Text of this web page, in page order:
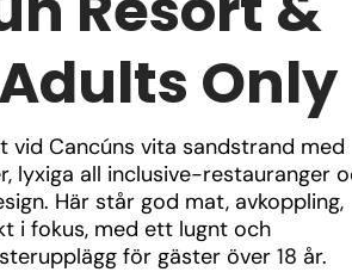
Only
vid Cancúns vita sandstrand med
lyxiga all inclusive-restauranger
Här står god mat, avkoppling,
i fokus, med ett lugnt och
för gäster över 18 år.